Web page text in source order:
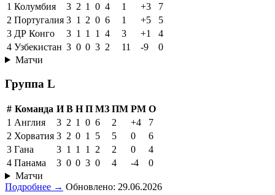
1 Колумбия 3 2 1 0 4 1 +3
7
2 Португалия 3 1 2 0 6 1 +5
5
3 ДР Конго 3 1 1 1 4 3 +1
4
4 Узбекистан 3 0 0 3 2 11 -9
0
Матчи
Группа L
# Команда И В Н П МЗ ПМ РМ О
1 Англия 3 2 1 0 6 2 +4
7
2 Хорватия 3 2 0 1 5 5 0
6
3 Гана 3 1 1 1 2 2 0
4
4 Панама 3 0 0 3 0 4 -4
0
Матчи
Подробнее → Обновлено: 29.06.2026